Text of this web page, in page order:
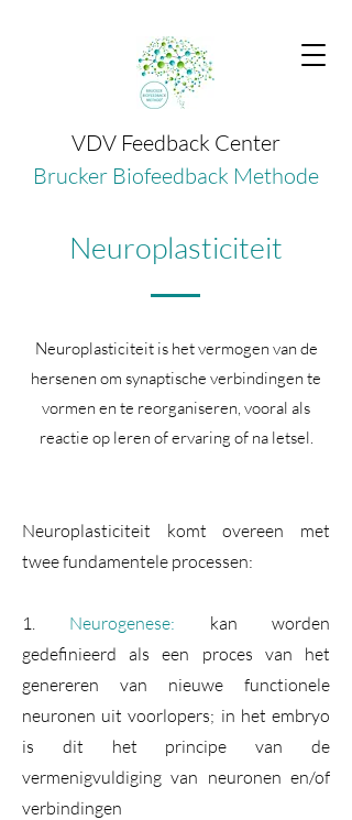
VDV Feedback Center
Brucker Biofeedback Methode
Neuroplasticiteit
Neuroplasticiteit is het vermogen van de
hersenen om synaptische verbindingen te
vormen en te reorganiseren, vooral als
reactie op leren of ervaring of na letsel.
Neuroplasticiteit komt overeen met
twee fundamentele processen:
1. Neurogenese: kan worden
gedefinieerd als een proces van het
genereren van nieuwe functionele
neuronen uit voorlopers; in het embryo
is dit het principe van de
vermenigvuldiging van neuronen en/of
verbindingen